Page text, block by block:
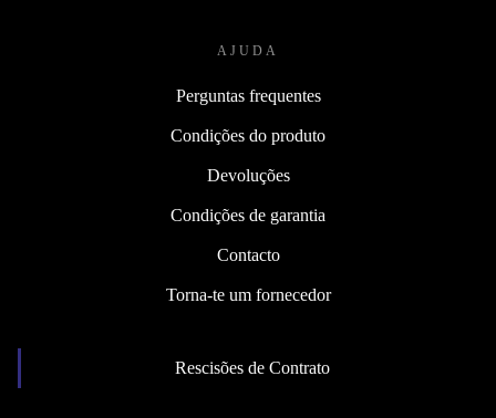
AJUDA
Perguntas frequentes
Condições do produto
Devoluções
Condições de garantia
Contacto
Torna-te um fornecedor
Rescisões de Contrato